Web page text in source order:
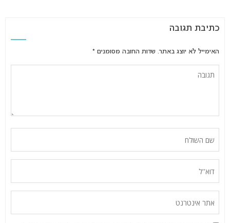
כתיבת תגובה
האימייל לא יוצג באתר. שדות החובה מסומנים *